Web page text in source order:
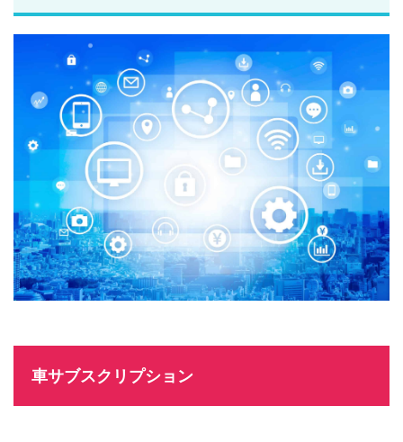
車サブスクリプション